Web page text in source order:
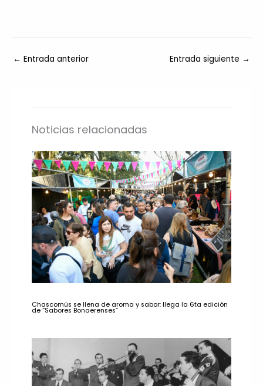
← Entrada anterior Entrada siguiente →
Noticias relacionadas
Chascomús se llena de aroma y sabor: llega la 6ta edición
de “Sabores Bonaerenses”